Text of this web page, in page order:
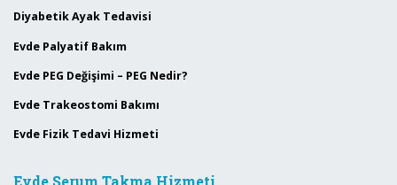
Diyabetik Ayak Tedavisi
Evde Palyatif Bakım
Evde PEG Değişimi – PEG Nedir?
Evde Trakeostomi Bakımı
Evde Fizik Tedavi Hizmeti
Evde Serum Takma Hizmeti